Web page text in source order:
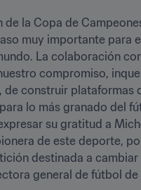
de la Copa de
muy importante para
La colaboración
compromiso,
construir plataformas
lo más granado del
su gratitud a
de este deporte,
destinada a
general de fútbol de